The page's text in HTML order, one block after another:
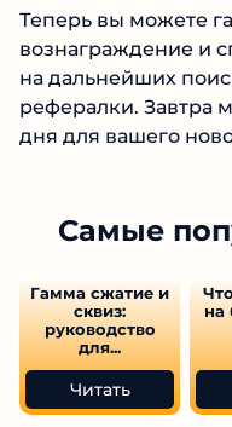
Теперь вы можете
вознаграждение и
на дальнейших
рефералки. Завтра
дня для вашего
Самые
Гамма сжатие и
сквиз:
руководство
для...
Читать
на